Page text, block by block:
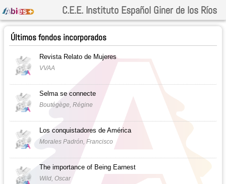
C.E.E. Instituto Español Giner de los Ríos
Últimos fondos incorporados
Revista Relato de Mujeres
VVAA
Selma se connecte
Boutégège, Régine
Los conquistadores de América
Morales Padrón, Francisco
The importance of Being Earnest
Wild, Oscar